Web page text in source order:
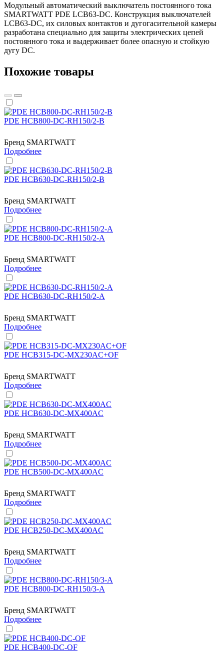
Модульный автоматический выключатель постоянного тока
SMARTWATT PDE LCB63-DC. Конструкция выключателей
LCB63-DC, их силовых контактов и дугогасительной камеры
разработана специально для защиты электрических цепей
постоянного тока и выдерживает более опасную и стойкую
дугу DC.
Похожие товары
PDE HCB800-DC-RH150/2-B
Бренд SMARTWATT
Подробнее
PDE HCB630-DC-RH150/2-B
Бренд SMARTWATT
Подробнее
PDE HCB800-DC-RH150/2-A
Бренд SMARTWATT
Подробнее
PDE HCB630-DC-RH150/2-A
Бренд SMARTWATT
Подробнее
PDE HCB315-DC-MX230AC+OF
Бренд SMARTWATT
Подробнее
PDE HCB630-DC-MX400AC
Бренд SMARTWATT
Подробнее
PDE HCB500-DC-MX400AC
Бренд SMARTWATT
Подробнее
PDE HCB250-DC-MX400AC
Бренд SMARTWATT
Подробнее
PDE HCB800-DC-RH150/3-A
Бренд SMARTWATT
Подробнее
PDE HCB400-DC-OF